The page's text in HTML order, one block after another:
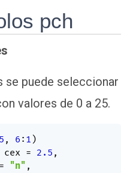
pch
se puede seleccionar
valores de 0 a 25.
5 , 6 : 1 )
cex = 2.5 ,
= "n" ,